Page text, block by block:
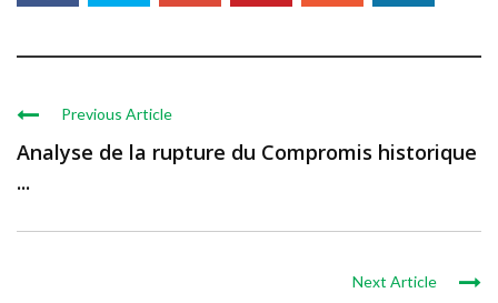
Previous Article
Analyse de la rupture du Compromis historique
...
Next Article